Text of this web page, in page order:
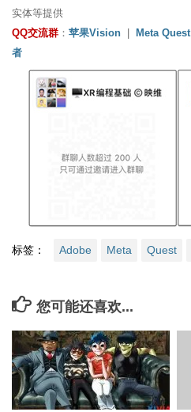
实体等提供
QQ交流群 ： 苹果Vision | Meta Quest
者
标签： Adobe Meta Quest
您可能还喜欢...